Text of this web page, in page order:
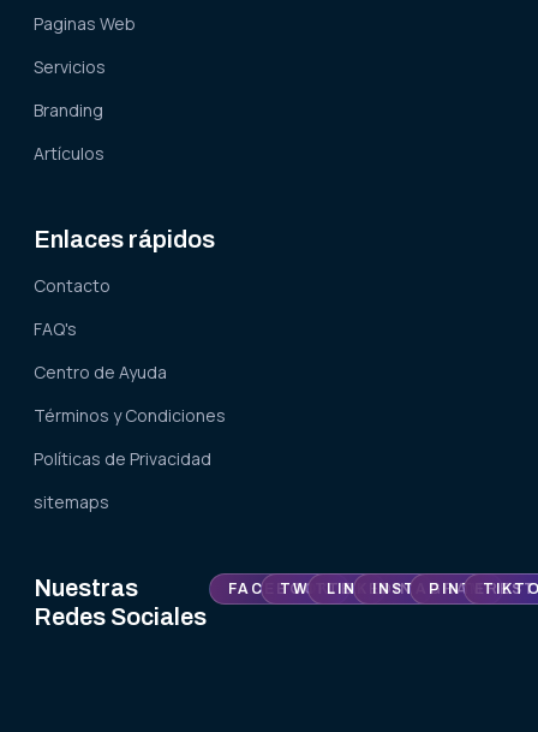
Paginas Web
Servicios
Branding
Artículos
Enlaces rápidos
Contacto
FAQ's
Centro de Ayuda
Términos y Condiciones
Políticas de Privacidad
sitemaps
Nuestras
Redes Sociales
FACEBOOK
TWITTERLINKEDININSTAGRAMPINTEREST